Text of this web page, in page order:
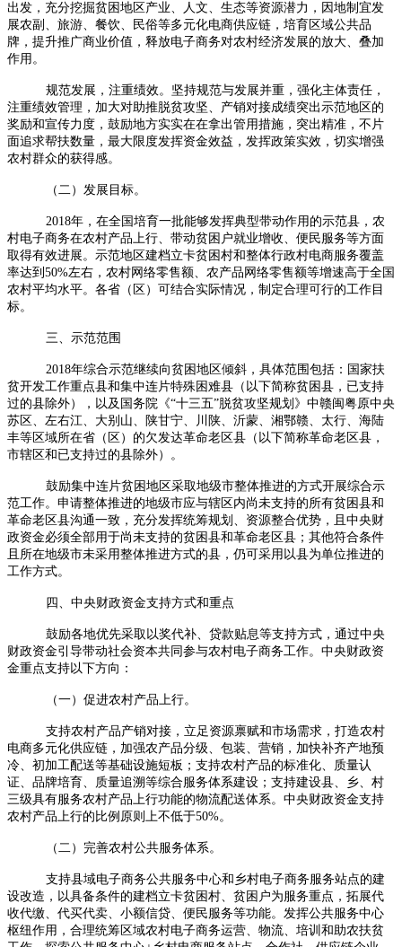
出发，充分挖掘贫困地区产业、人文、生态等资源潜力，因地制宜发
展农副、旅游、餐饮、民俗等多元化电商供应链，培育区域公共品
牌，提升推广商业价值，释放电子商务对农村经济发展的放大、叠加
作用。
规范发展，注重绩效。坚持规范与发展并重，强化主体责任，
注重绩效管理，加大对助推脱贫攻坚、产销对接成绩突出示范地区的
奖励和宣传力度，鼓励地方实实在在拿出管用措施，突出精准，不片
面追求帮扶数量，最大限度发挥资金效益，发挥政策实效，切实增强
农村群众的获得感。
（二）发展目标。
2018年，在全国培育一批能够发挥典型带动作用的示范县，农
村电子商务在农村产品上行、带动贫困户就业增收、便民服务等方面
取得有效进展。示范地区建档立卡贫困村和整体行政村电商服务覆盖
率达到50%左右，农村网络零售额、农产品网络零售额等增速高于全国
农村平均水平。各省（区）可结合实际情况，制定合理可行的工作目
标。
三、示范范围
2018年综合示范继续向贫困地区倾斜，具体范围包括：国家扶
贫开发工作重点县和集中连片特殊困难县（以下简称贫困县，已支持
过的县除外），以及国务院《“十三五”脱贫攻坚规划》中赣闽粤原中央
苏区、左右江、大别山、陕甘宁、川陕、沂蒙、湘鄂赣、太行、海陆
丰等区域所在省（区）的欠发达革命老区县（以下简称革命老区县，
市辖区和已支持过的县除外）。
鼓励集中连片贫困地区采取地级市整体推进的方式开展综合示
范工作。申请整体推进的地级市应与辖区内尚未支持的所有贫困县和
革命老区县沟通一致，充分发挥统筹规划、资源整合优势，且中央财
政资金必须全部用于尚未支持的贫困县和革命老区县；其他符合条件
且所在地级市未采用整体推进方式的县，仍可采用以县为单位推进的
工作方式。
四、中央财政资金支持方式和重点
鼓励各地优先采取以奖代补、贷款贴息等支持方式，通过中央
财政资金引导带动社会资本共同参与农村电子商务工作。中央财政资
金重点支持以下方向：
（一）促进农村产品上行。
支持农村产品产销对接，立足资源禀赋和市场需求，打造农村
电商多元化供应链，加强农产品分级、包装、营销，加快补齐产地预
冷、初加工配送等基础设施短板；支持农村产品的标准化、质量认
证、品牌培育、质量追溯等综合服务体系建设；支持建设县、乡、村
三级具有服务农村产品上行功能的物流配送体系。中央财政资金支持
农村产品上行的比例原则上不低于50%。
（二）完善农村公共服务体系。
支持县域电子商务公共服务中心和乡村电子商务服务站点的建
设改造，以具备条件的建档立卡贫困村、贫困户为服务重点，拓展代
收代缴、代买代卖、小额信贷、便民服务等功能。发挥公共服务中心
枢纽作用，合理统筹区域农村电子商务运营、物流、培训和助农扶贫